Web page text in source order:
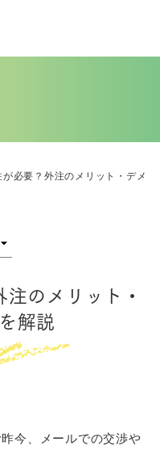
必要？外注のメリット・デメ
のメリット・
解説
今、メールでの交渉や